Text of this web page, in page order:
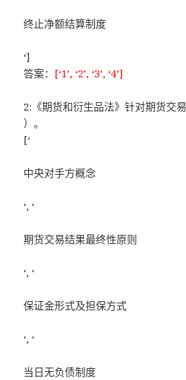
终止净额结算制度
‘]
答案： [‘1’, ‘2’, ‘3’, ‘4’]
2:《期货和衍生品法》针对期货交
）。
[‘
中央对手方概念
‘, ‘
期货交易结果最终性原则
‘, ‘
保证金形式及担保方式
‘, ‘
当日无负债制度